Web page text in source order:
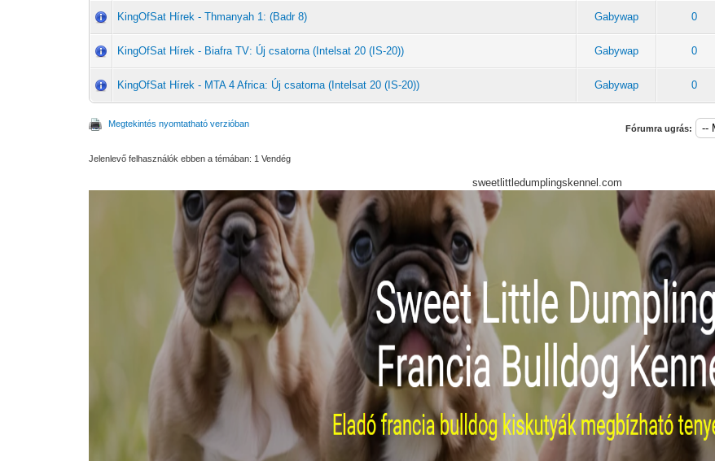
KingOfSat Hírek - Thmanyah 1: (Badr 8) Gabywap 0
KingOfSat Hírek - Biafra TV: Új csatorna (Intelsat 20 (IS-20)) Gabywap 0
KingOfSat Hírek - MTA 4 Africa: Új csatorna (Intelsat 20 (IS-20)) Gabywap 0
Megtekintés nyomtatható verzióban Fórumra ugrás:
Jelenlevő felhasználók ebben a témában: 1 Vendég
sweetlittledumplingskennel.com